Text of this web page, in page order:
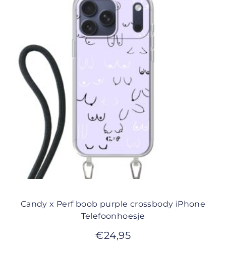
Candy x Perf boob purple crossbody iPhone
Telefoonhoesje
€24,95